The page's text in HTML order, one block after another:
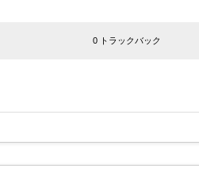
0 トラックバック